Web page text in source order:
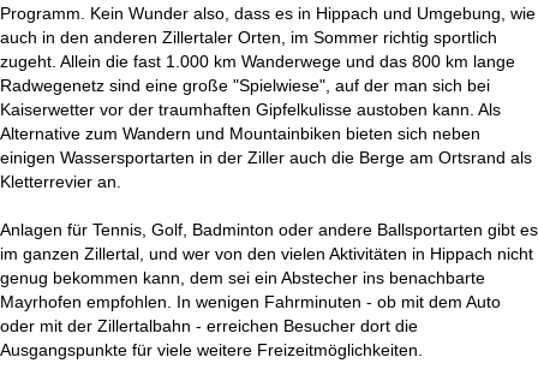
Programm. Kein Wunder also, dass es in Hippach und Umgebung, wie
auch in den anderen Zillertaler Orten, im Sommer richtig sportlich
zugeht. Allein die fast 1.000 km Wanderwege und das 800 km lange
Radwegenetz sind eine große "Spielwiese", auf der man sich bei
Kaiserwetter vor der traumhaften Gipfelkulisse austoben kann. Als
Alternative zum Wandern und Mountainbiken bieten sich neben
einigen Wassersportarten in der Ziller auch die Berge am Ortsrand als
Kletterrevier an.
Anlagen für Tennis, Golf, Badminton oder andere Ballsportarten gibt es
im ganzen Zillertal, und wer von den vielen Aktivitäten in Hippach nicht
genug bekommen kann, dem sei ein Abstecher ins benachbarte
Mayrhofen empfohlen. In wenigen Fahrminuten - ob mit dem Auto
oder mit der Zillertalbahn - erreichen Besucher dort die
Ausgangspunkte für viele weitere Freizeitmöglichkeiten.